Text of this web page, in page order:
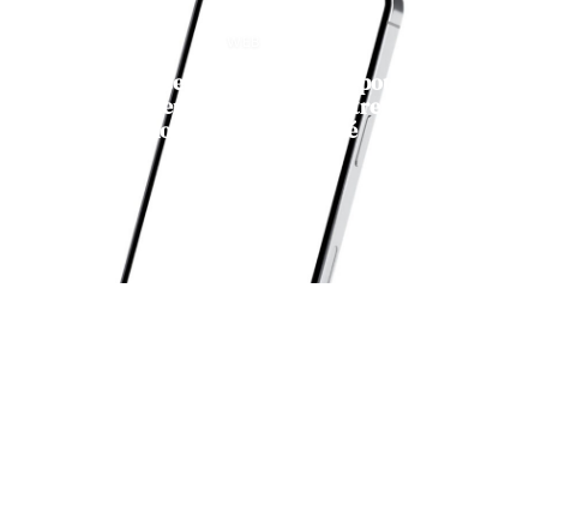
Les astuces incontournables pour
profiter pleinement de votre
iPhone 13 reconditionné